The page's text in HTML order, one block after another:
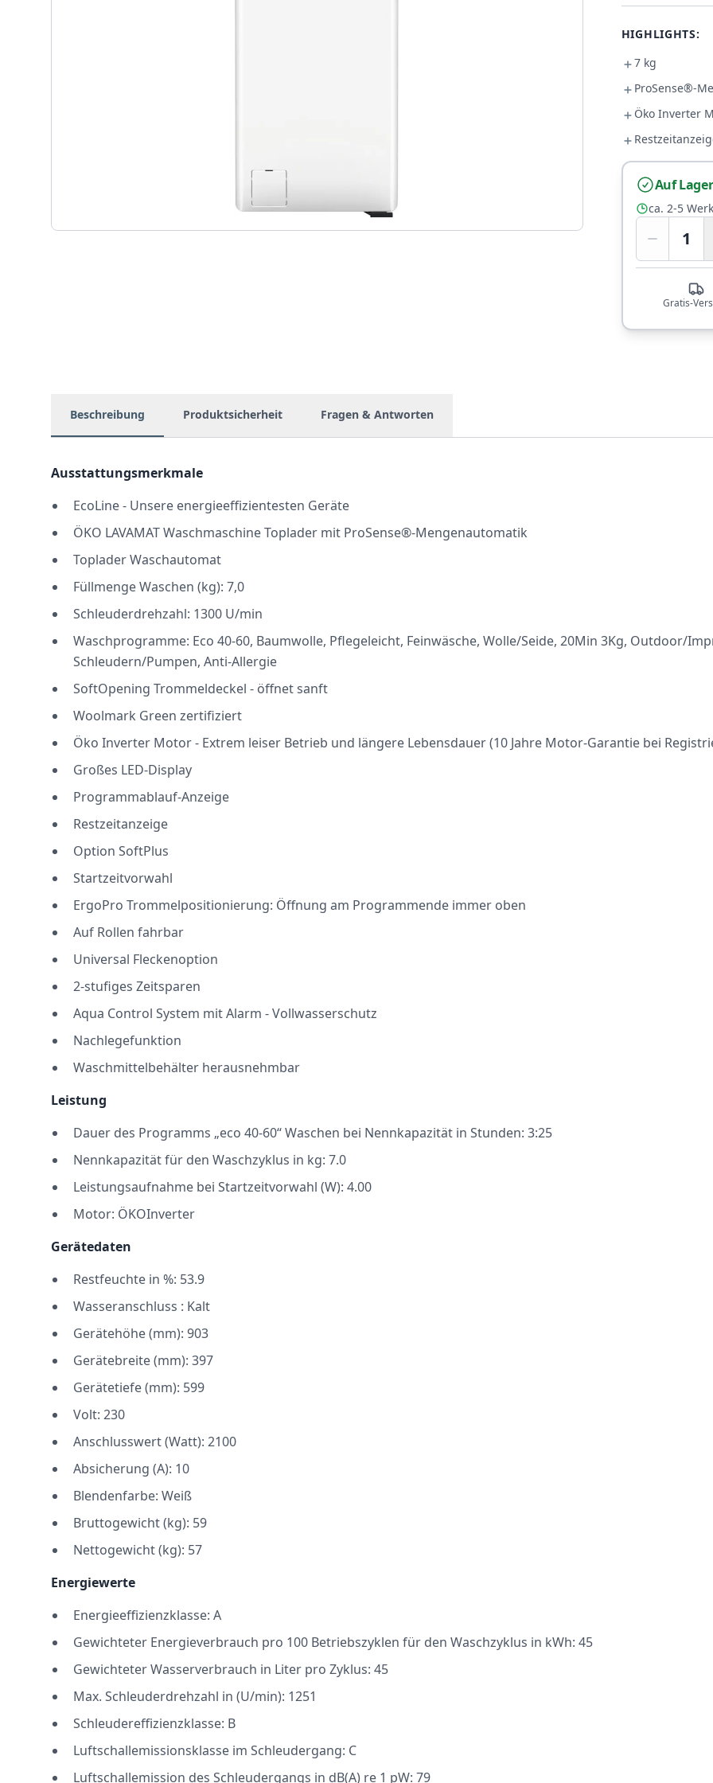
HIGHLIGHTS:
7 kg
ProSense®-
Öko Inverter
Auf Lager
ca. 2-5
1
Gratis-
Beschreibung Produktsicherheit Fragen & Antworten
Ausstattungsmerkmale
EcoLine - Unsere energieeffizientesten Geräte
ÖKO LAVAMAT Waschmaschine Toplader mit ProSense®-Mengenautomatik
Toplader Waschautomat
Füllmenge Waschen (kg): 7,0
Schleuderdrehzahl: 1300 U/min
Waschprogramme: Eco 40-60, Baumwolle, Pflegeleicht, Feinwäsche, Wolle/Seide, 20Min 3Kg, Outdoor/
Schleudern/Pumpen, Anti-Allergie
SoftOpening Trommeldeckel - öffnet sanft
Woolmark Green zertifiziert
Öko Inverter Motor - Extrem leiser Betrieb und längere Lebensdauer (10 Jahre Motor-Garantie bei
Großes LED-Display
Programmablauf-Anzeige
Restzeitanzeige
Option SoftPlus
Startzeitvorwahl
ErgoPro Trommelpositionierung: Öffnung am Programmende immer oben
Auf Rollen fahrbar
Universal Fleckenoption
2-stufiges Zeitsparen
Aqua Control System mit Alarm - Vollwasserschutz
Nachlegefunktion
Waschmittelbehälter herausnehmbar
Leistung
Dauer des Programms „eco 40-60“ Waschen bei Nennkapazität in Stunden: 3:25
Nennkapazität für den Waschzyklus in kg: 7.0
Leistungsaufnahme bei Startzeitvorwahl (W): 4.00
Motor: ÖKOInverter
Gerätedaten
Restfeuchte in %: 53.9
Wasseranschluss : Kalt
Gerätehöhe (mm): 903
Gerätebreite (mm): 397
Gerätetiefe (mm): 599
Volt: 230
Anschlusswert (Watt): 2100
Absicherung (A): 10
Blendenfarbe: Weiß
Bruttogewicht (kg): 59
Nettogewicht (kg): 57
Energiewerte
Energieeffizienzklasse: A
Gewichteter Energieverbrauch pro 100 Betriebszyklen für den Waschzyklus in kWh: 45
Gewichteter Wasserverbrauch in Liter pro Zyklus: 45
Max. Schleuderdrehzahl in (U/min): 1251
Schleudereffizienzklasse: B
Luftschallemissionsklasse im Schleudergang: C
Luftschallemission des Schleudergangs in dB(A) re 1 pW: 79